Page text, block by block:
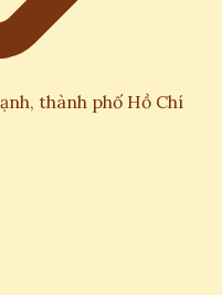
thành phố Hồ Chí